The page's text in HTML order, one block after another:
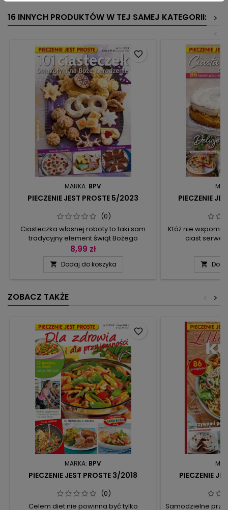
16 INNYCH PRODUKTÓW W TEJ SAMEJ KATEGORII:
>
<
MARKA: BPV
PIECZENIE JEST PROSTE 5/2023
(0)
Ciasteczka własnej roboty to taki sam
tradycyjny element świąt Bożego
Narodzenia jak karp w galarecie czy
rodzaju przepisy, przekazywane z
macie chęć spróbować czegoś
nowego, dajcie się uwieść naszym
8,99 zł
 Dodaj do koszyka
favorite_border
PIECZENIE
Któż nie
ciast
przed

ZOBACZ TAKŻE >
<
MARKA: BPV
PIECZENIE JEST PROSTE 3/2018
(0)
Celem diet nie powinna być tylko
favorite_border
PIECZENIE
Samodzielne